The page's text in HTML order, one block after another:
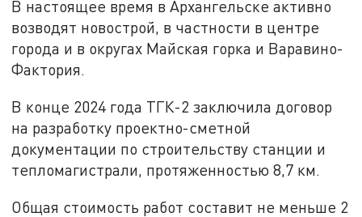
В настоящее время в Архангельске активно
возводят новострой, в частности в центре
города и в округах Майская горка и Варавино-
Фактория.
В конце 2024 года ТГК-2 заключила договор
на разработку проектно-сметной
документации по строительству станции и
тепломагистрали, протяженностью 8,7 км.
Общая стоимость работ составит не меньше 2